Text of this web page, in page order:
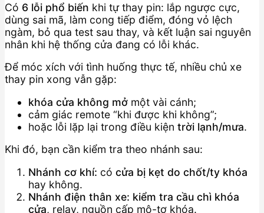
Có 6 lỗi phổ biến khi tự thay pin: lắp ngược cực,
dùng sai mã, làm cong tiếp điểm, đóng vỏ lệch
ngàm, bỏ qua test sau thay, và kết luận sai nguyên
nhân khi hệ thống cửa đang có lỗi khác.
Để móc xích với tình huống thực tế, nhiều chủ xe
thay pin xong vẫn gặp:
khóa cửa không mở một vài cánh;
cảm giác remote “khi được khi không”;
hoặc lỗi lặp lại trong điều kiện trời lạnh/mưa.
Khi đó, bạn cần kiểm tra theo nhánh sau:
Nhánh cơ khí: có cửa bị kẹt do chốt/ty khóa
hay không.
Nhánh điện thân xe: kiểm tra cầu chì khóa
cửa, relay, nguồn cấp mô-tơ khóa.